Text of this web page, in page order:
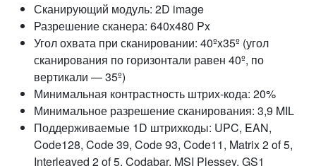
Сканирующий модуль: 2D image
Разрешение сканера: 640х480 Px
Угол охвата при сканировании: 40ºx35º (угол
сканирования по горизонтали равен 40º, по
вертикали — 35º)
Минимальная контрастность штрих-кода: 20%
Минимальное разрешение сканирования: 3,9 MIL
Поддерживаемые 1D штрихкоды: UPC, EAN,
Code128, Code 39, Code 93, Code11, Matrix 2 of 5,
Interleaved 2 of 5, Codabar, MSI Plessey, GS1